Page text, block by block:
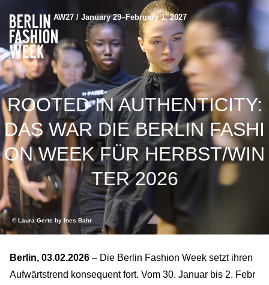
AW27 / January 29–February 1, 2027
ROOTED IN AUTHENTICITY:
DAS WAR DIE BERLIN FASHI
ON WEEK FÜR HERBST/WIN
TER 2026
© Laura Gerte by Ines Bahr
Berlin, 03.02.2026 – Die Berlin Fashion Week setzt ihren
Aufwärtstrend konsequent fort. Vom 30. Januar bis 2. Febr